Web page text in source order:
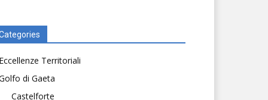
Territoriali
di Gaeta
Castelforte